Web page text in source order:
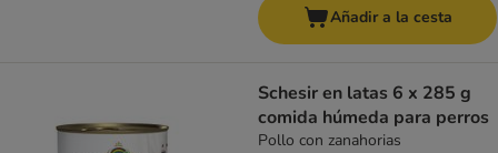
Añadir a la cesta
Schesir en latas 6 x 285 g
comida húmeda para perros
Pollo con zanahorias